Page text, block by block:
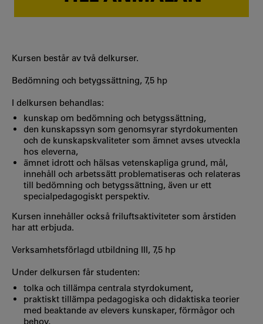
Kursen består av två delkurser.
Bedömning och betygssättning, 7,5 hp
I delkursen behandlas:
kunskap om bedömning och betygssättning,
den kunskapssyn som genomsyrar styrdokumenten
och de kunskapskvaliteter som ämnet avses utveckla
hos eleverna,
ämnet idrott och hälsas vetenskapliga grund, mål,
innehåll och arbetssätt problematiseras och relateras
till bedömning och betygssättning, även ur ett
specialpedagogiskt perspektiv.
Kursen innehåller också friluftsaktiviteter som årstiden
har att erbjuda.
Verksamhetsförlagd utbildning III, 7,5 hp
Under delkursen får studenten:
tolka och tillämpa centrala styrdokument,
praktiskt tillämpa pedagogiska och didaktiska teorier
med beaktande av elevers kunskaper, förmågor och
behov,